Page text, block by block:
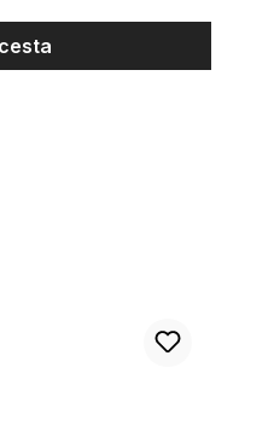
Sport negro 28 x 1.60, 42-622